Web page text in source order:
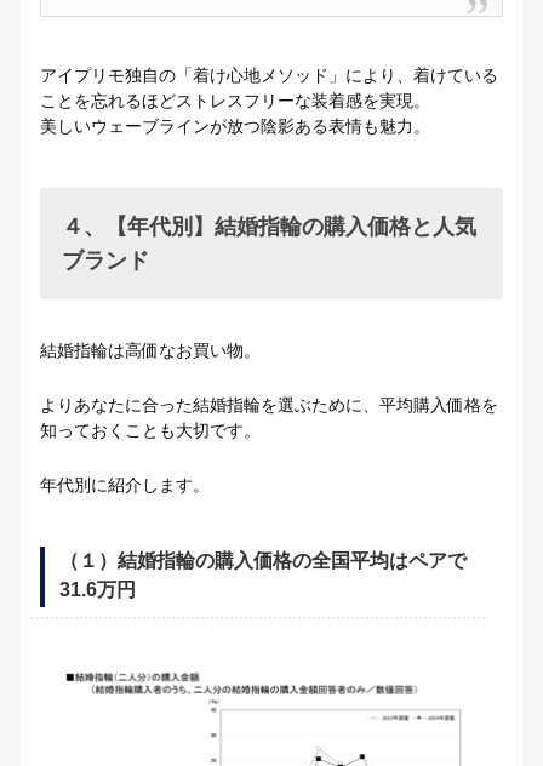
アイプリモ独自の「着け心地メソッド」により、着けている
ことを忘れるほどストレスフリーな装着感を実現。
美しいウェーブラインが放つ陰影ある表情も魅力。
４、【年代別】結婚指輪の購入価格と人気
ブランド
結婚指輪は高価なお買い物。
よりあなたに合った結婚指輪を選ぶために、平均購入価格を
知っておくことも大切です。
年代別に紹介します。
（１）結婚指輪の購入価格の全国平均はペアで
31.6万円